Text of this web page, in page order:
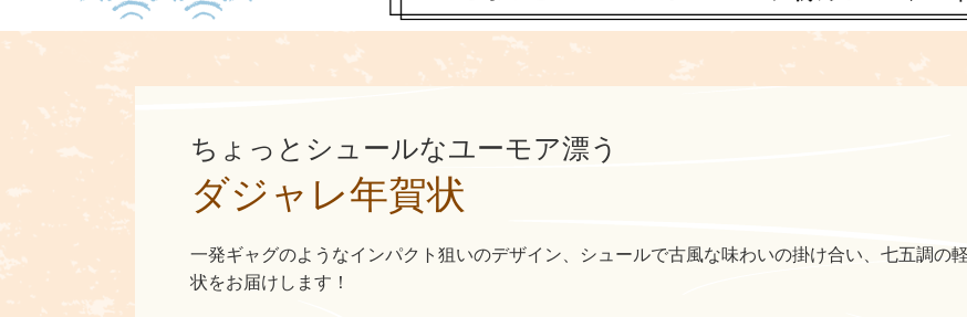
ちょっとシュールなユーモア漂う
ダジャレ年賀状
一発ギャグのようなインパクト狙いのデザイン、シュールで古風な味わいの掛け合い、七五調の
状をお届けします！